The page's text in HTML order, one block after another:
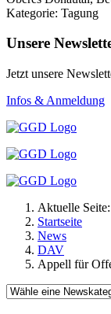
Kategorie: Tagung
Unsere
Jetzt unsere
Infos & Anmeldung
Aktuelle Seite:
Startseite
News
DAV
Appell für